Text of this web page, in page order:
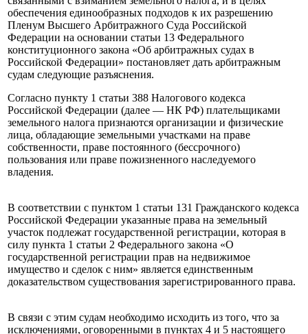
обеспечения единообразных подходов к их разрешению
Пленум Высшего Арбитражного Суда Российской
Федерации на основании статьи 13 Федерального
конституционного закона «Об арбитражных судах в
Российской Федерации» постановляет дать арбитражным
судам следующие разъяснения.
Согласно пункту 1 статьи 388 Налогового кодекса
Российской Федерации (далее — НК РФ) плательщиками
земельного налога признаются организации и физические
лица, обладающие земельными участками на праве
собственности, праве постоянного (бессрочного)
пользования или праве пожизненного наследуемого
владения.
В соответствии с пунктом 1 статьи 131 Гражданского кодекса
Российской Федерации указанные права на земельный
участок подлежат государственной регистрации, которая в
силу пункта 1 статьи 2 Федерального закона «О
государственной регистрации прав на недвижимое
имущество и сделок с ним» является единственным
доказательством существования зарегистрированного права.
В связи с этим судам необходимо исходить из того, что за
исключениями, оговоренными в пунктах 4 и 5 настоящего